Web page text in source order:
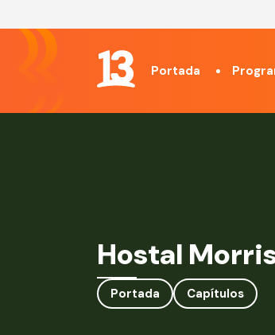
Portada
Hostal
Portada Capítulos